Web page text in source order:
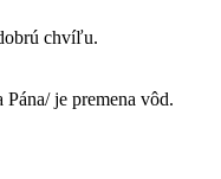
chvíľu.
je premena vôd.